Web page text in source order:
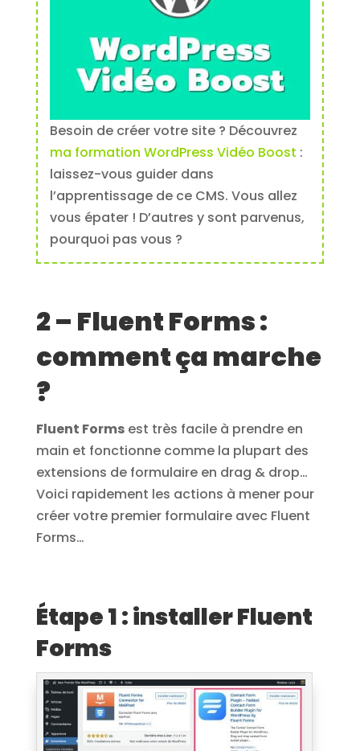
Besoin de créer votre site ? Découvrez
ma formation WordPress Vidéo Boost :
laissez-vous guider dans
l’apprentissage de ce CMS. Vous allez
vous épater ! D’autres y sont parvenus,
pourquoi pas vous ?
2 – Fluent Forms :
comment ça marche
?
Fluent Formsest très facile à prendre en
main et fonctionne comme la plupart des
extensions de formulaire en drag & drop…
Voici rapidement les actions à mener pour
créer votre premier formulaire avec Fluent
Forms…
Étape 1 : installer Fluent
Forms